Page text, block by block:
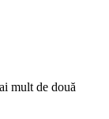
mult de două